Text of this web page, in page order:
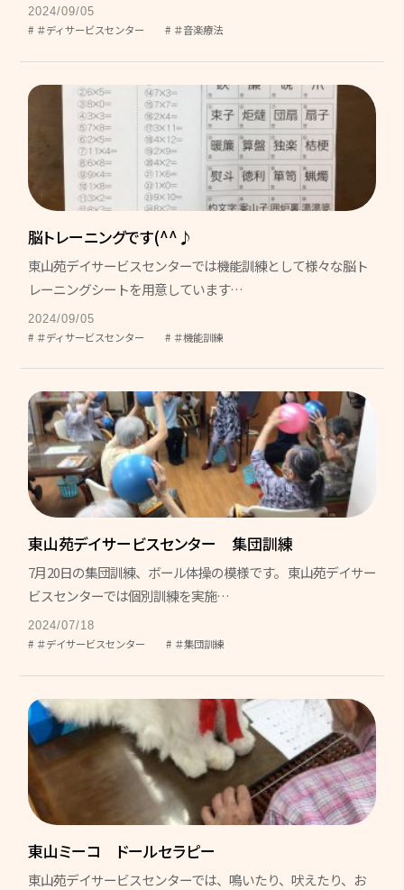
地域包括支援センター 和地
キッズホームてんとうむし
てんとうむし東山保育園
採用情報
慶成会で働きたい方へ
募集要項
輝き★職員インタビュー【介護職】
輝き★職員インタビュー【保育士】
採用エントリー
研修センターについて
福利厚生
働く環境
施設ブログ
2024/09/05
＃ディサービスセンター ＃音楽療法
脳トレーニングです(^^♪
東山苑デイサービスセンターでは機能訓練として様々な脳ト
レーニングシートを用意しています…
2024/09/05
＃ディサービスセンター ＃機能訓練
東山苑デイサービスセンター 集団訓練
7月20日の集団訓練、ボール体操の模様です。 東山苑デイサー
ビスセンターでは個別訓練を実施…
2024/07/18
＃デイサービスセンター ＃集団訓練
東山ミーコ ドールセラピー
東山苑デイサービスセンターでは、鳴いたり、吠えたり、お